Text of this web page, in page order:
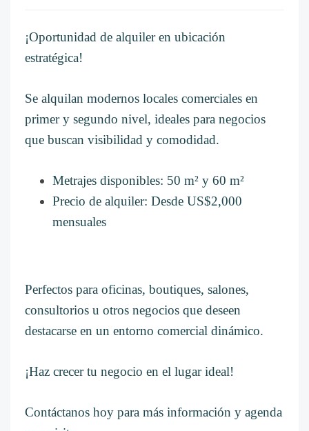
¡Oportunidad de alquiler en ubicación
estratégica!
Se alquilan modernos locales comerciales en
primer y segundo nivel, ideales para negocios
que buscan visibilidad y comodidad.
Metrajes disponibles: 50 m² y 60 m²
Precio de alquiler: Desde US$2,000
mensuales
Perfectos para oficinas, boutiques, salones,
consultorios u otros negocios que deseen
destacarse en un entorno comercial dinámico.
¡Haz crecer tu negocio en el lugar ideal!
Contáctanos hoy para más información y agenda